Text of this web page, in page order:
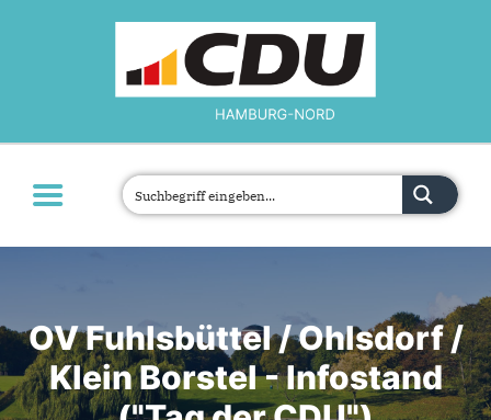
OV Fuhlsbüttel / Ohlsdorf /
Klein Borstel - Infostand
MOIN!
ÜBER UNS
ORTSVERBÄNDE
PARLAMENTE
KONTAKT